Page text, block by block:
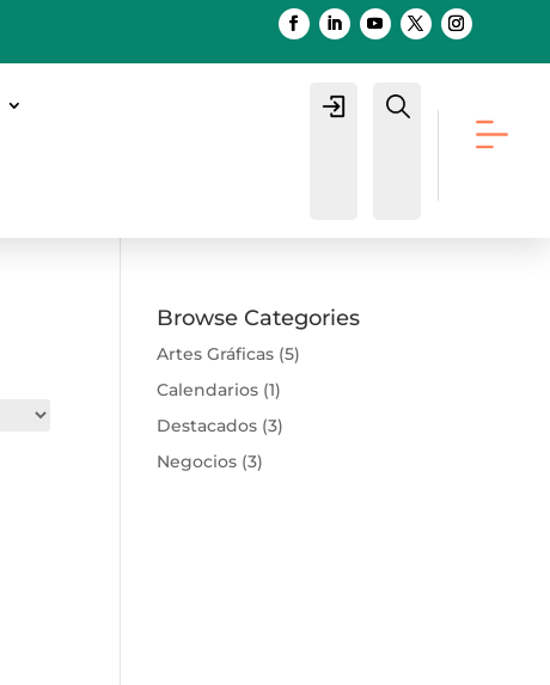
Login Buscar
Browse Categories
Artes Gráficas (5)
Calendarios (1)
Destacados (3)
Negocios (3)